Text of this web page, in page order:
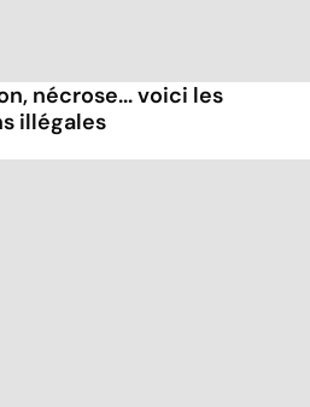
nécrose... voici les
illégales